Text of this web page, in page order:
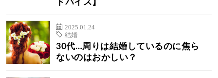
ドバイス】
2025.01.24
結婚
30代…周りは結婚しているのに焦ら
ないのはおかしい？